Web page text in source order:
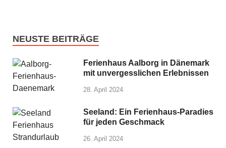
NEUSTE BEITRÄGE
Ferienhaus Aalborg in Dänemark
mit unvergesslichen Erlebnissen
28. April 2024
Seeland: Ein Ferienhaus-Paradies
für jeden Geschmack
26. April 2024